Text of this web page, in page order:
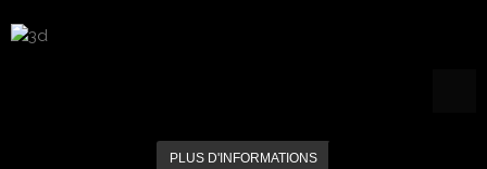
PLUS D'INFORMATIONS